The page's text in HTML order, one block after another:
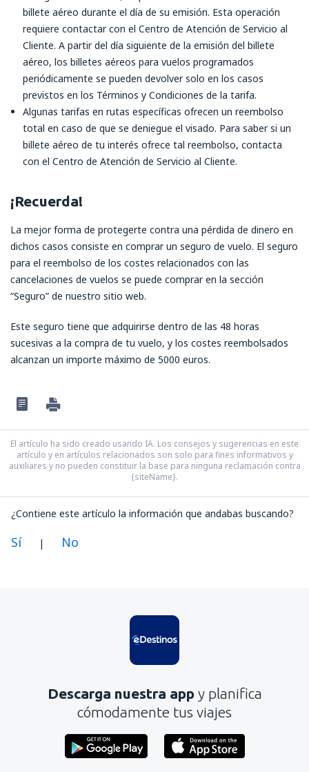
billete aéreo durante el día de su emisión. Esta operación
requiere contactar con el Centro de Atención de Servicio al
Cliente. A partir del día siguiente de la emisión del billete
aéreo, los billetes aéreos para vuelos programados
periódicamente se pueden devolver solo en los casos
previstos en los Términos y Condiciones de la tarifa.
Algunas tarifas en rutas específicas ofrecen un reembolso
total en caso de que se deniegue el visado. Para saber si un
billete aéreo de tu interés ofrece tal reembolso, contacta
con el Centro de Atención de Servicio al Cliente.
¡Recuerda!
La mejor forma de protegerte contra una pérdida de dinero en
dichos casos consiste en comprar un seguro de vuelo. El seguro
para el reembolso de los costes relacionados con las
cancelaciones de vuelos se puede comprar en la sección
“Seguro” de nuestro sitio web.
Este seguro tiene que adquirirse dentro de las 48 horas
sucesivas a la compra de tu vuelo, y los costes reembolsados
alcanzan un importe máximo de 5000 euros.
El artículo ha sido creado usando IA. Los consejos y sugerencias en este
artículo y en artículos relacionados son solo para fines informativos y
auxiliares y no pueden constituir la base para ninguna reclamación contra
{siteName}.
¿Contiene este artículo la información que andabas buscando?
Sí | No
Contiene información incorrecta
No profundiza en el tema
Enviar
Descarga nuestra app y planifica
cómodamente tus viajes